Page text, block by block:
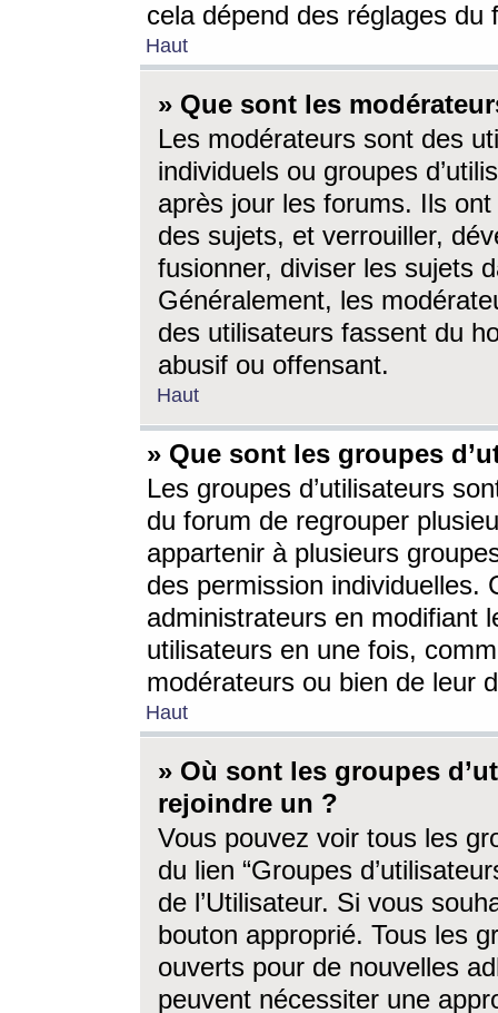
cela dépend des réglages du
Haut
» Que sont les
Les modérateurs sont des
individuels ou groupes
après jour les forums. Ils ont
des sujets, et verrouiller,
fusionner, diviser les sujets
Généralement, les
des utilisateurs fassent du
abusif ou offensant.
Haut
» Que sont les groupes
Les groupes d’utilisateurs
du forum de regrouper
appartenir à plusieurs
des permission individuelles.
administrateurs en modifiant
utilisateurs en une fois,
modérateurs ou bien de leur
Haut
» Où sont les groupes
rejoindre un ?
Vous pouvez voir tous les
du lien “Groupes
de l’Utilisateur. Si vous
bouton approprié. Tous les
ouverts pour de nouvelles
peuvent nécessiter une